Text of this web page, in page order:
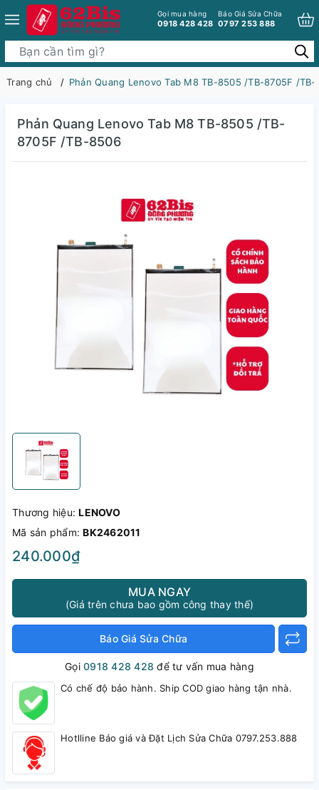
Gọi mua hàng
0918 428 428
Báo Giá Sửa Chữa
0797 253 888
Trang chủ Phản Quang Lenovo Tab M8 TB-8505 /TB-8705F /TB-
Phản Quang Lenovo Tab M8 TB-8505 /TB-
8705F /TB-8506
Thương hiệu:LENOVO
Mã sản phẩm:BK2462011
240.000₫
MUA NGAY
(Giá trên chưa bao gồm công thay thế)
Báo Giá Sửa Chữa
Gọi0918 428 428 để tư vấn mua hàng
Có chế độ bảo hành. Ship COD giao hàng tận nhà.
Hotlline Báo giá và Đặt Lịch Sửa Chữa 0797.253.888